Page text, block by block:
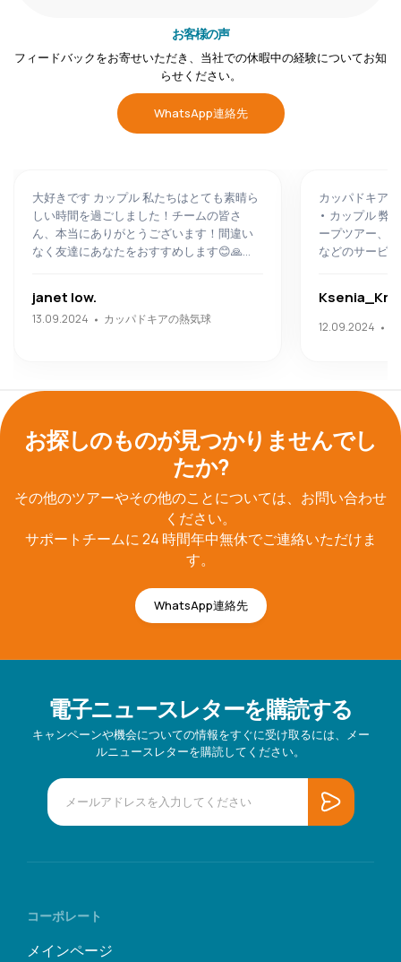
お客様の声
フィードバックをお寄せいただき、当社での休暇中の経験についてお知
らせください。
WhatsApp連絡先
大好きです カップル 私たちはとても素晴ら
しい時間を過ごしました！チームの皆さ
ん、本当にありがとうございます！間違い
なく友達にあなたをおすすめします😊🙏...
janet low.
13.09.2024 カッパドキアの熱気球
カッパドキア
• カップル 弊
ープツアー、
などのサービ
12.09.2024
お探しのものが見つかりませんでし
たか?
その他のツアーやその他のことについては、お問い合わせ
ください。
サポートチームに 24 時間年中無休でご連絡いただけま
す。
WhatsApp連絡先
電子ニュースレターを購読する
キャンペーンや機会についての情報をすぐに受け取るには、メー
ルニュースレターを購読してください。
コーポレート
メインページ